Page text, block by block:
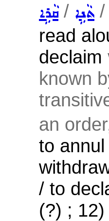
ܩܵܪܹܐ/ ܬܵܢܹܐ /
read
declaim
known
an
to
/ to
(?) ; 12)